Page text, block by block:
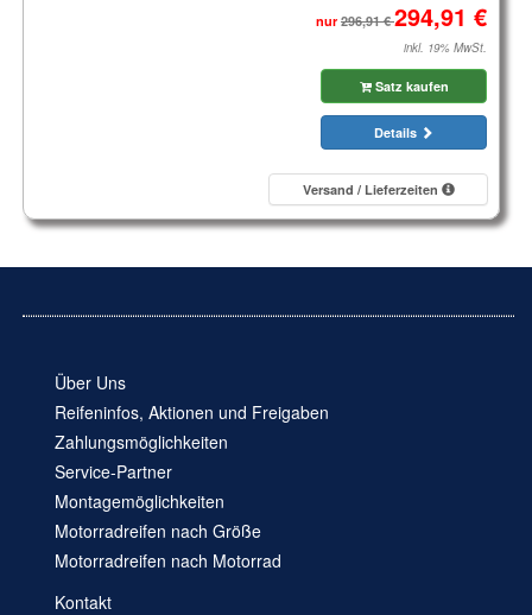
nur
inkl. 19% MwSt.
Satz kaufen
Details
Versand / Lieferzeiten
Über Uns
Reifeninfos, Aktionen und Freigaben
Zahlungsmöglichkeiten
Service-Partner
Montagemöglichkeiten
Motorradreifen nach Größe
Motorradreifen nach Motorrad
Kontakt